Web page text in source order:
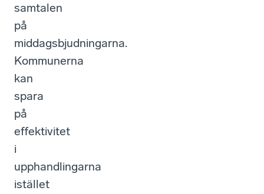
samtalen
på
middagsbjudningarna.
Kommunerna
kan
spara
på
effektivitet
i
upphandlingarna
istället